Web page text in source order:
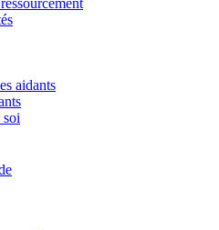
aidants
soi